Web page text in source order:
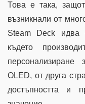
Това е така,
възникнали от
Steam Deck идва
където
персонализиране
OLED, от друга
достъпността и